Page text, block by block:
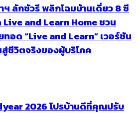
ฯ ลักชัวรี พลิกโฉมบ้านเดี่ยว 8 ซี
and Learn Home ชวน
อด “Live and Learn” เวอร์ชัน
ชีวิตจริงของผู้บริโภค
2026 โปรบ้านดีที่คุณปรับ